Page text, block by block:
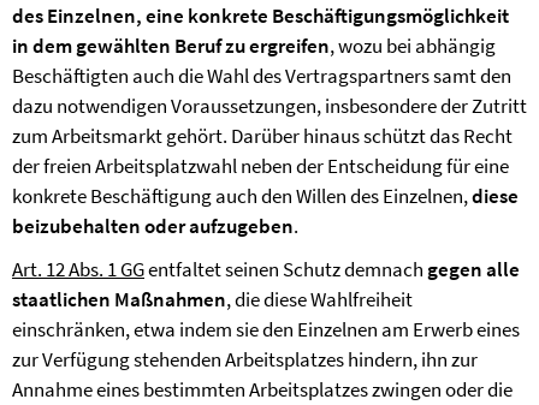
des Einzelnen, eine konkrete Beschäftigungsmöglichkeit
in dem gewählten Beruf zu ergreifen, wozu bei abhängig
Beschäftigten auch die Wahl des Vertragspartners samt den
dazu notwendigen Voraussetzungen, insbesondere der Zutritt
zum Arbeitsmarkt gehört. Darüber hinaus schützt das Recht
der freien Arbeitsplatzwahl neben der Entscheidung für eine
konkrete Beschäftigung auch den Willen des Einzelnen,diese
beizubehalten oder aufzugeben.
Art. 12 Abs. 1 GGentfaltet seinen Schutz demnach gegen alle
staatlichen Maßnahmen, die diese Wahlfreiheit
einschränken, etwa indem sie den Einzelnen am Erwerb eines
zur Verfügung stehenden Arbeitsplatzes hindern, ihn zur
Annahme eines bestimmten Arbeitsplatzes zwingen oder die